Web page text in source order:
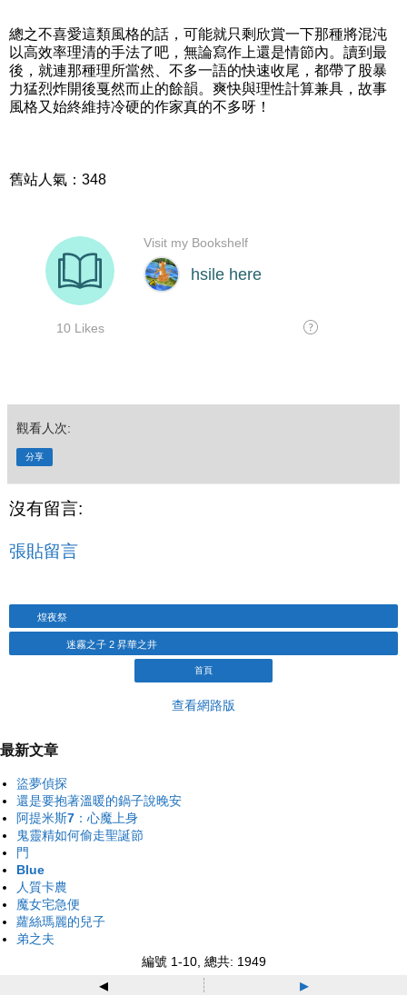
總之不喜愛這類風格的話，可能就只剩欣賞一下那種將混沌
以高效率理清的手法了吧，無論寫作上還是情節內。讀到最
後，就連那種理所當然、不多一語的快速收尾，都帶了股暴
力猛烈炸開後戛然而止的餘韻。爽快與理性計算兼具，故事
風格又始終維持冷硬的作家真的不多呀！
舊站人氣：348
觀看人次:
分享
沒有留言:
張貼留言
煌夜祭
迷霧之子 2 昇華之井
首頁
查看網路版
最新文章
盜夢偵探
還是要抱著溫暖的鍋子說晚安
阿提米斯7：心魔上身
鬼靈精如何偷走聖誕節
門
Blue
人質卡農
魔女宅急便
蘿絲瑪麗的兒子
弟之夫
編號 1-10, 總共: 1949
◂ ▸